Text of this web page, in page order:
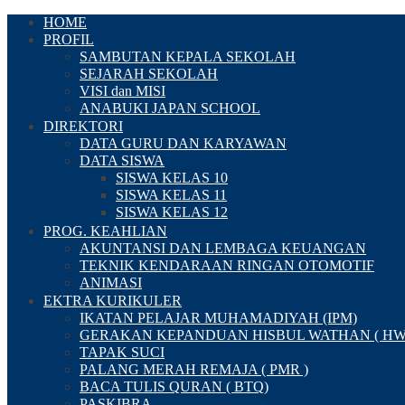
HOME
PROFIL
SAMBUTAN KEPALA SEKOLAH
SEJARAH SEKOLAH
VISI dan MISI
ANABUKI JAPAN SCHOOL
DIREKTORI
DATA GURU DAN KARYAWAN
DATA SISWA
SISWA KELAS 10
SISWA KELAS 11
SISWA KELAS 12
PROG. KEAHLIAN
AKUNTANSI DAN LEMBAGA KEUANGAN
TEKNIK KENDARAAN RINGAN OTOMOTIF
ANIMASI
EKTRA KURIKULER
IKATAN PELAJAR MUHAMADIYAH (IPM)
GERAKAN KEPANDUAN HISBUL WATHAN (
TAPAK SUCI
PALANG MERAH REMAJA ( PMR )
BACA TULIS QURAN ( BTQ)